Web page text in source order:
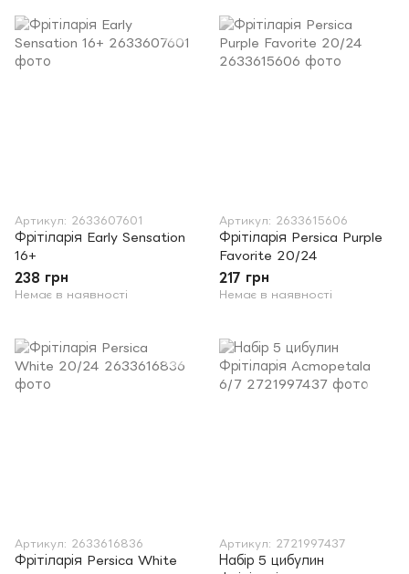
Артикул: 2633607601
Фрітіларія Early Sensation
16+
238 грн
Немає в наявності
Артикул: 2633615606
Фрітіларія Persica Purple
Favorite 20/24
217 грн
Немає в наявності
Артикул: 2633616836
Фрітіларія Persica White
Артикул: 2721997437
Набір 5 цибулин